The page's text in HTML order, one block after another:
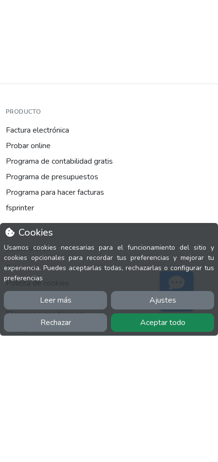
Cookies
Usamos cookies necesarias para el funcionamiento del sitio y
cookies opcionales para recordar tus preferencias y mejorar tu
experiencia. Puedes aceptarlas todas, rechazarlas o configurar tus
preferencias
Leer más Ajustes
Rechazar Aceptar todo
PRODUCTO
Factura electrónica
Probar online
Programa de contabilidad gratis
Programa de presupuestos
Programa para hacer facturas
fsprinter
INFORMACIÓN
Facebook
Polícita de cookies
Política de privacidad
Términos y condiciones
Twitter
Soporte